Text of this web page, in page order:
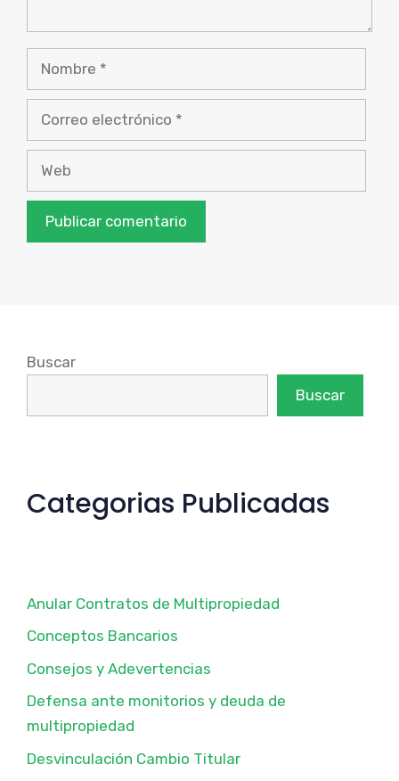
Nombre
Correo
Web
Buscar
Buscar
Categorias Publicadas
Anular Contratos de Multipropiedad
Conceptos Bancarios
Consejos y Adevertencias
Defensa ante monitorios y deuda de
multipropiedad
Desvinculación Cambio Titular